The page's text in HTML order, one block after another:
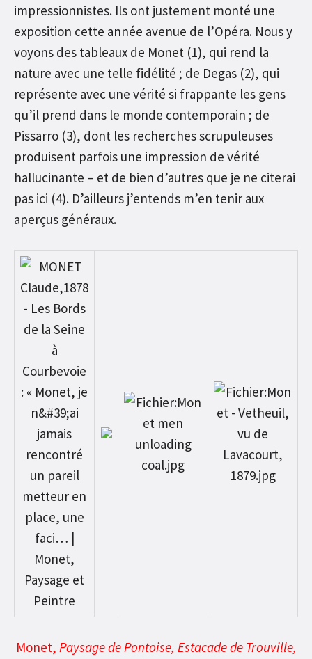
impressionnistes. Ils ont justement monté une
exposition cette année avenue de l’Opéra. Nous y
voyons des tableaux de Monet (1), qui rend la
nature avec une telle fidélité ; de Degas (2), qui
représente avec une vérité si frappante les gens
qu’il prend dans le monde contemporain ; de
Pissarro (3), dont les recherches scrupuleuses
produisent parfois une impression de vérité
hallucinante – et de bien d’autres que je ne citerai
pas ici (4). D’ailleurs j’entends m’en tenir aux
aperçus généraux.
Monet, Paysage de Pontoise, Estacade de Trouville,